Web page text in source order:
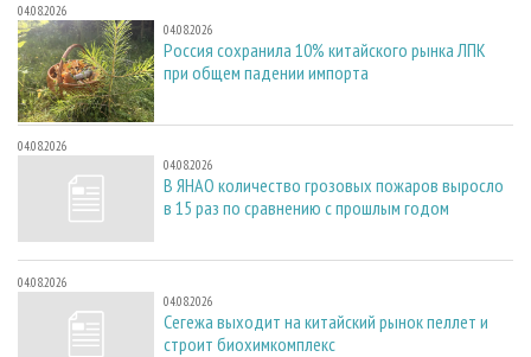
04.08.2026
04.08.2026
Россия сохранила 10% китайского рынка ЛПК
при общем падении импорта
04.08.2026
04.08.2026
В ЯНАО количество грозовых пожаров выросло
в 15 раз по сравнению с прошлым годом
04.08.2026
04.08.2026
Сегежа выходит на китайский рынок пеллет и
строит биохимкомплекс